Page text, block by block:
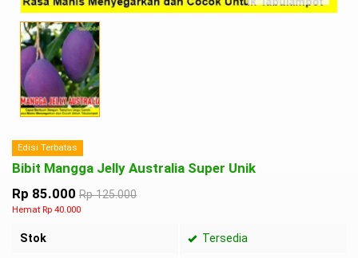
Edisi Terbatas
Bibit Mangga Jelly Australia Super Unik
Rp 85.000 Rp 125.000
Hemat Rp 40.000
Stok Tersedia